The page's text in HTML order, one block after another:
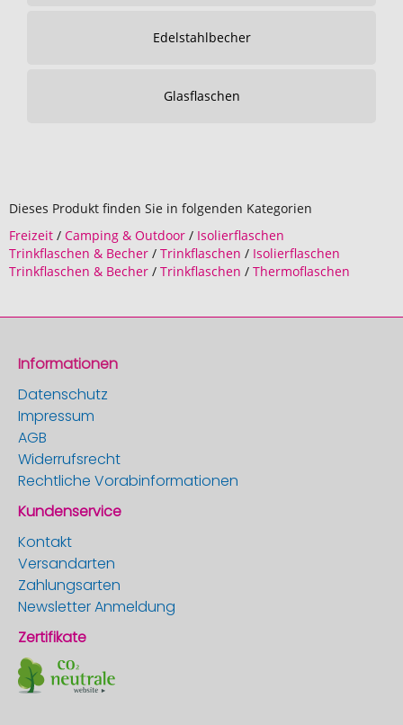
Edelstahlbecher
Glasflaschen
Dieses Produkt finden Sie in folgenden Kategorien
Freizeit / Camping & Outdoor / Isolierflaschen
Trinkflaschen & Becher / Trinkflaschen / Isolierflaschen
Trinkflaschen & Becher / Trinkflaschen / Thermoflaschen
Informationen
Datenschutz
Impressum
AGB
Widerrufsrecht
Rechtliche Vorabinformationen
Kundenservice
Kontakt
Versandarten
Zahlungsarten
Newsletter Anmeldung
Zertifikate